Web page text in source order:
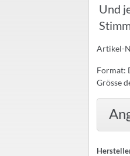
Und
Artikel-
Format:
Grösse